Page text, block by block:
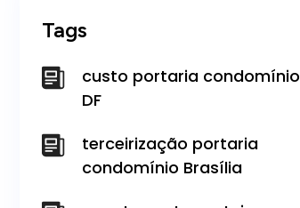
Tags
custo portaria condomínio
DF
terceirização portaria
condomínio Brasília